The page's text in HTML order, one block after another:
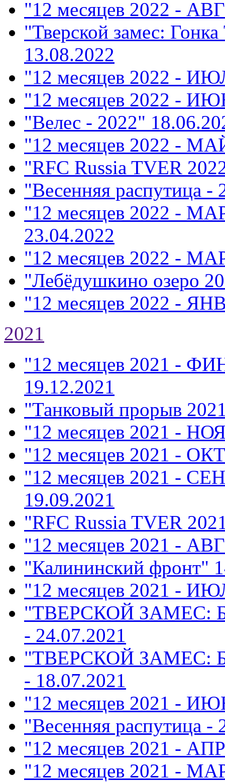
"12 месяцев 2022 -
"Тверской замес:
13.08.2022
"12 месяцев 2022 -
"12 месяцев 2022 -
"Велес - 2022"
"12 месяцев 2022 -
"RFC Russia TVER
"Весенняя распутица -
"12 месяцев 2022 -
23.04.2022
"12 месяцев 2022 -
"Лебёдушкино озеро
"12 месяцев 2022 -
2021
"12 месяцев 2021 -
19.12.2021
"Танковый прорыв
"12 месяцев 2021 -
"12 месяцев 2021 -
"12 месяцев 2021 -
19.09.2021
"RFC Russia TVER
"12 месяцев 2021 -
"Калининский фронт"
"12 месяцев 2021 -
"ТВЕРСКОЙ ЗАМЕС:
- 24.07.2021
"ТВЕРСКОЙ ЗАМЕС:
- 18.07.2021
"12 месяцев 2021 -
"Весенняя распутица -
"12 месяцев 2021 -
"12 месяцев 2021 -